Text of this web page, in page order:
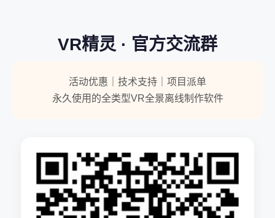
VR精灵 · 官方交流群
活动优惠｜技术支持｜项目派单
永久使用的全类型VR全景离线制作软件